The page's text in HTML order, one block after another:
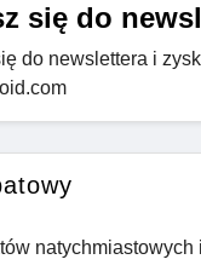
się do
do newslettera i